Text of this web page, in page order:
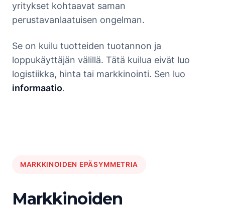
yritykset kohtaavat saman
perustavanlaatuisen ongelman.
Se on kuilu tuotteiden tuotannon ja
loppukäyttäjän välillä. Tätä kuilua eivät luo
logistiikka, hinta tai markkinointi. Sen luo
informaatio.
MARKKINOIDEN EPÄSYMMETRIA
Markkinoiden